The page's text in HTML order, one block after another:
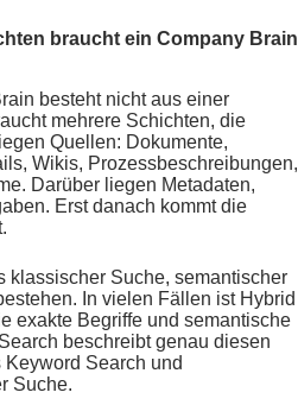
braucht ein Company Brain
besteht nicht aus einer
mehrere Schichten, die
Quellen: Dokumente,
Wikis, Prozessbeschreibungen,
Darüber liegen Metadaten,
Erst danach kommt die
klassischer Suche, semantischer
In vielen Fällen ist Hybrid
exakte Begriffe und semantische
beschreibt genau diesen
Search und
Suche.